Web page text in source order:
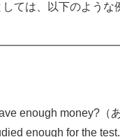
ては、以下のような
enough money?（
enough for the